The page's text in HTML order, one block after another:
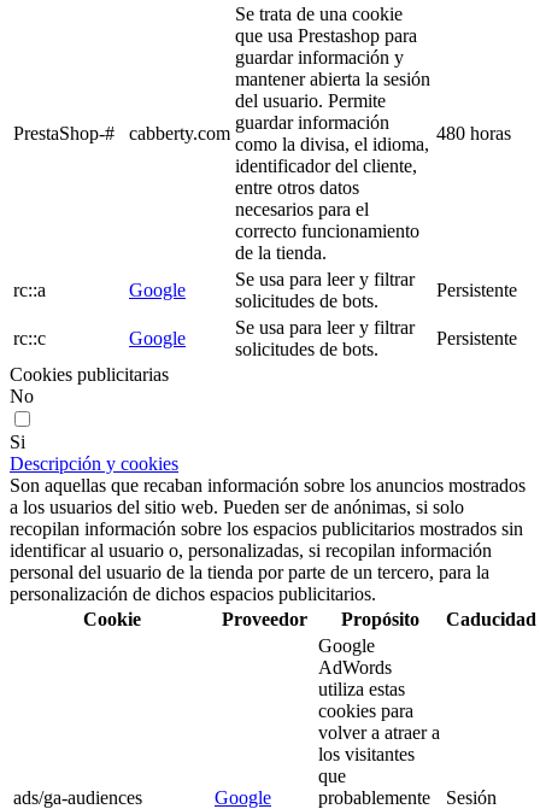
PrestaShop-# cabberty.com
Se trata de una cookie
que usa Prestashop para
guardar información y
mantener abierta la sesión
del usuario. Permite
guardar información
como la divisa, el idioma,
identificador del cliente,
entre otros datos
necesarios para el
correcto funcionamiento
de la tienda.
480 horas
rc::a Google
Se usa para leer y filtrar
solicitudes de bots.
Persistente
rc::c Google
Se usa para leer y filtrar
solicitudes de bots.
Persistente
Cookies publicitarias
No
Si
Descripción y cookies
Son aquellas que recaban información sobre los anuncios mostrados
a los usuarios del sitio web. Pueden ser de anónimas, si solo
recopilan información sobre los espacios publicitarios mostrados sin
identificar al usuario o, personalizadas, si recopilan información
personal del usuario de la tienda por parte de un tercero, para la
personalización de dichos espacios publicitarios.
Cookie
Proveedor Propósito Caducidad
ads/ga-audiences Google
Google
AdWords
utiliza estas
cookies para
volver a atraer a
los visitantes
que
probablemente
Sesión